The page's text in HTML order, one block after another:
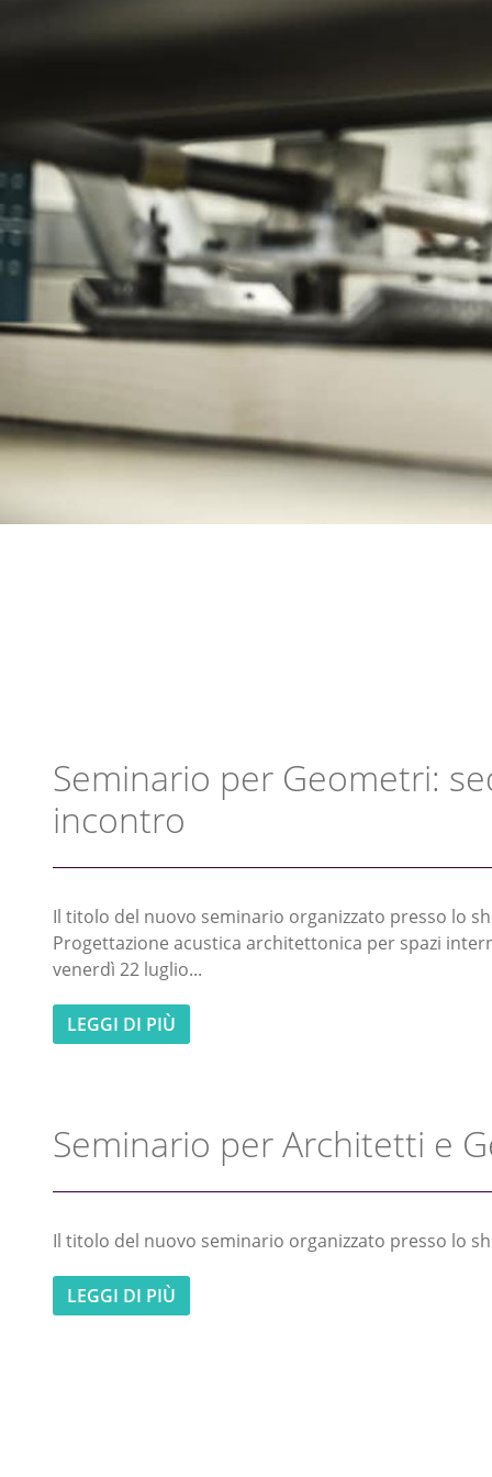
Seminario per Geometri:
incontro
Il titolo del nuovo seminario organizzato presso lo
Progettazione acustica architettonica per spazi
venerdì 22 luglio...
LEGGI DI PIÙ
Seminario per Architetti e
Il titolo del nuovo seminario organizzato presso lo
LEGGI DI PIÙ